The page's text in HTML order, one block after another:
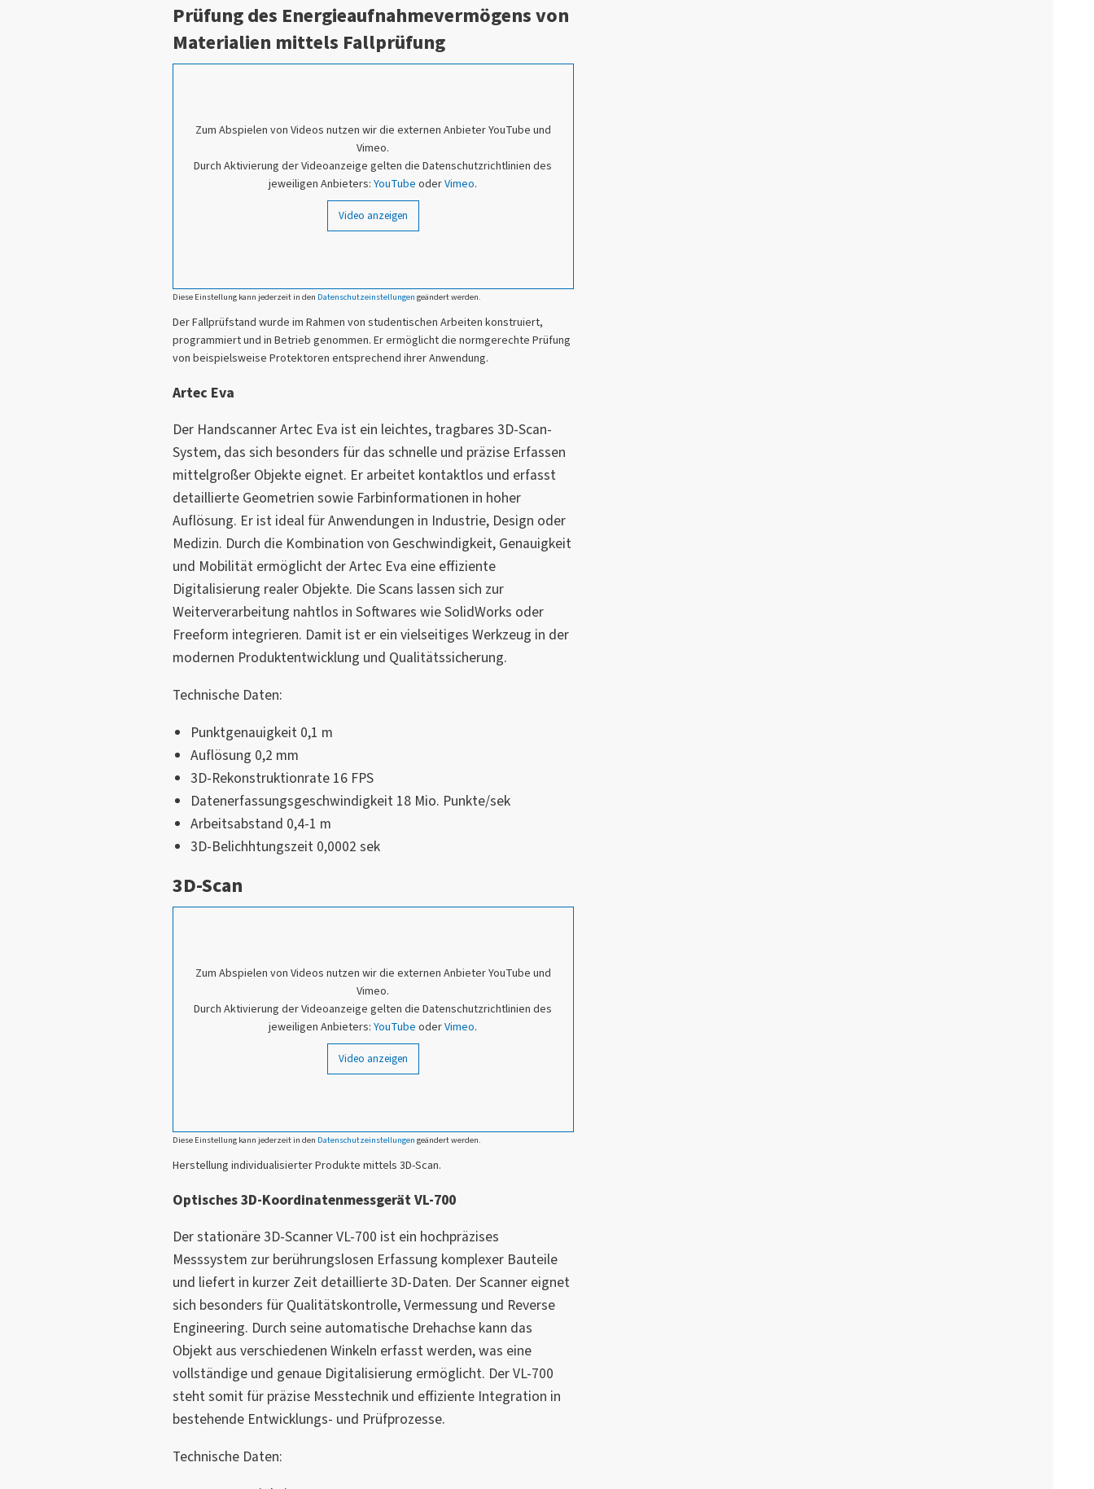
Prüfung des Energieaufnahmevermögens von
Materialien mittels Fallprüfung
Zum Abspielen von Videos nutzen wir die externen Anbieter YouTube und
Vimeo.
Durch Aktivierung der Videoanzeige gelten die Datenschutzrichtlinien des
jeweiligen Anbieters:YouTube oderVimeo.
Video anzeigen
Diese Einstellung kann jederzeit in den Datenschutzeinstellungen geändert werden.
Der Fallprüfstand wurde im Rahmen von studentischen Arbeiten konstruiert,
programmiert und in Betrieb genommen. Er ermöglicht die normgerechte Prüfung
von beispielsweise Protektoren entsprechend ihrer Anwendung.
Artec Eva
Der Handscanner Artec Eva ist ein leichtes, tragbares 3D-Scan-
System, das sich besonders für das schnelle und präzise Erfassen
mittelgroßer Objekte eignet. Er arbeitet kontaktlos und erfasst
detaillierte Geometrien sowie Farbinformationen in hoher
Auflösung. Er ist ideal für Anwendungen in Industrie, Design oder
Medizin. Durch die Kombination von Geschwindigkeit, Genauigkeit
und Mobilität ermöglicht der Artec Eva eine effiziente
Digitalisierung realer Objekte. Die Scans lassen sich zur
Weiterverarbeitung nahtlos in Softwares wie SolidWorks oder
Freeform integrieren. Damit ist er ein vielseitiges Werkzeug in der
modernen Produktentwicklung und Qualitätssicherung.
Technische Daten:
Punktgenauigkeit 0,1 m
Auflösung 0,2 mm
3D-Rekonstruktionrate 16 FPS
Datenerfassungsgeschwindigkeit 18 Mio. Punkte/sek
Arbeitsabstand 0,4-1 m
3D-Belichhtungszeit 0,0002 sek
3D-Scan
Zum Abspielen von Videos nutzen wir die externen Anbieter YouTube und
Vimeo.
Durch Aktivierung der Videoanzeige gelten die Datenschutzrichtlinien des
jeweiligen Anbieters:YouTube oderVimeo.
Video anzeigen
Diese Einstellung kann jederzeit in den Datenschutzeinstellungen geändert werden.
Herstellung individualisierter Produkte mittels 3D-Scan.
Optisches 3D-Koordinatenmessgerät VL-700
Der stationäre 3D-Scanner VL-700 ist ein hochpräzises
Messsystem zur berührungslosen Erfassung komplexer Bauteile
und liefert in kurzer Zeit detaillierte 3D-Daten. Der Scanner eignet
sich besonders für Qualitätskontrolle, Vermessung und Reverse
Engineering. Durch seine automatische Drehachse kann das
Objekt aus verschiedenen Winkeln erfasst werden, was eine
vollständige und genaue Digitalisierung ermöglicht. Der VL-700
steht somit für präzise Messtechnik und effiziente Integration in
bestehende Entwicklungs- und Prüfprozesse.
Technische Daten: